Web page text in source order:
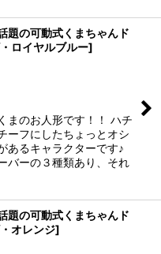
題の可動式くまちゃんド
ロイヤルブルー]
まのお人形です！！ ハチ
ーフにしたちょっとオシ
あるキャラクターです♪
バーの３種類あり、それ
題の可動式くまちゃんド
オレンジ]